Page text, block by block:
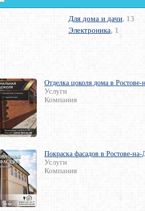
Для дома и дачи, 13
Электроника, 1
Отделка цоколя дома в
Услуги
Компания
Покраска фасадов в Ростове-
Услуги
Компания